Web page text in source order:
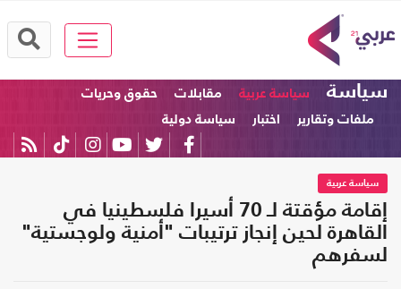
سياسة سياسة عربية مقابلات
حقوق وحريات
ملفات وتقارير
اختبار سياسة دولية
سياسة عربية
إقامة مؤقتة لـ 70 أسيرا فلسطينيا في
القاهرة لحين إنجاز ترتيبات "أمنية ولوجستية"
لسفرهم